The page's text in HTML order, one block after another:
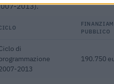
2013).
PUBBLICO
di
2013
190.750